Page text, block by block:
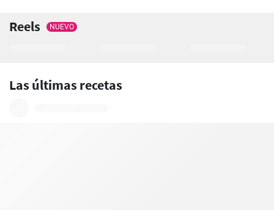
Reels NUEVO
Las últimas recetas